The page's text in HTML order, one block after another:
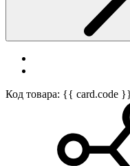
Код товара: {{ card.code